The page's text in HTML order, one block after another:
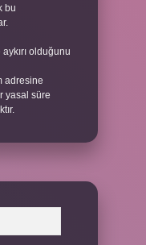
bu
olduğunu
adresine
yasal süre